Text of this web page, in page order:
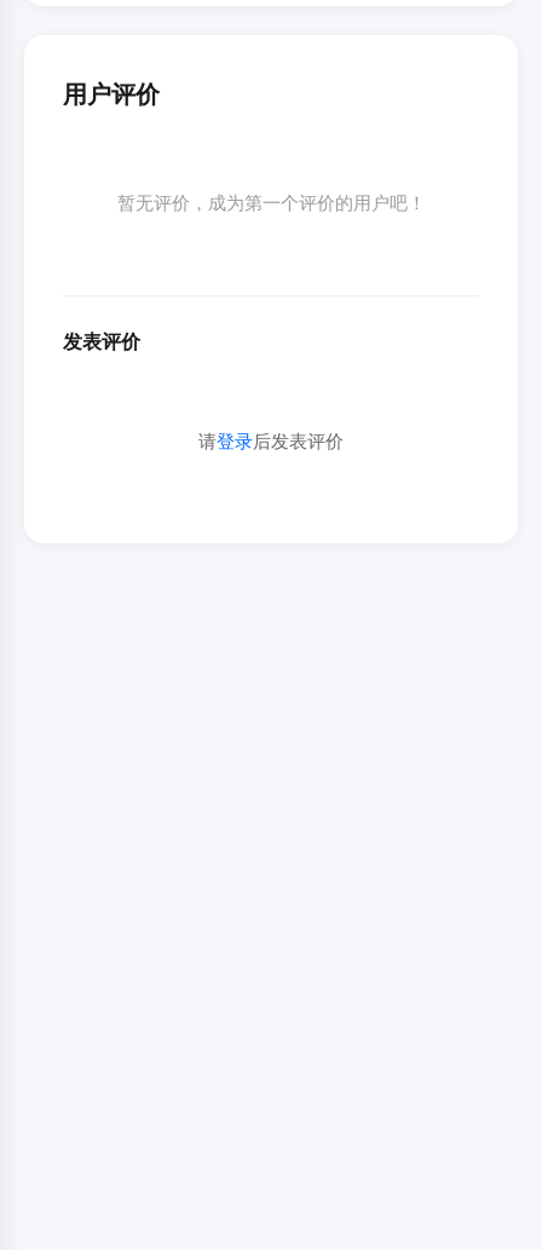
用户评价
暂无评价，成为第一个评价的用户吧！
发表评价
请登录后发表评价